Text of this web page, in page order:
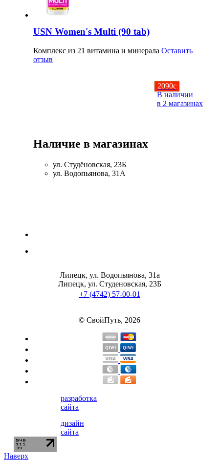
2090c
В наличии
в 2 магазинах
USN Women's Multi (90 tab)
Комплекс из 21 витамина и минерала Оставить
отзыв
Наличие в магазинах
ул. Студёновская, 23Б
ул. Водопьянова, 31А
Липецк, ул. Водопьянова, 31а
Липецк, ул. Студеновская, 23Б
+7 (4742) 57-00-01
© СвойПуть, 2026
разработка
сайта
дизайн
сайта
Наверх